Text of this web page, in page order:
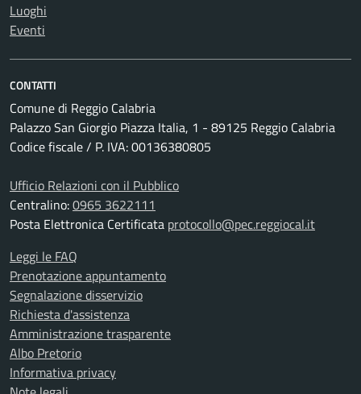
Luoghi
Eventi
CONTATTI
Comune di Reggio Calabria
Palazzo San Giorgio Piazza Italia, 1 - 89125 Reggio Calabria
Codice fiscale / P. IVA: 00136380805
Ufficio Relazioni con il Pubblico
Centralino:0965 3622111
Posta Elettronica Certificata protocollo@pec.reggiocal.it
Leggi le FAQ
Prenotazione appuntamento
Segnalazione disservizio
Richiesta d'assistenza
Amministrazione trasparente
Albo Pretorio
Informativa privacy